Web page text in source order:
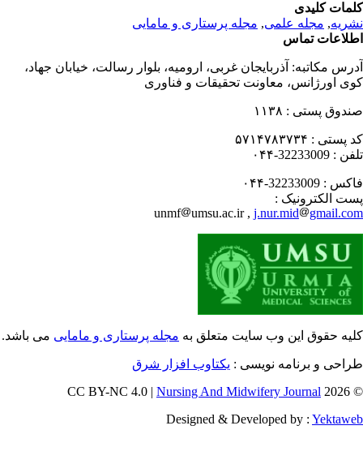
کلیدی
,مجله علمی, مجله پرستاری و مامایی
تماس
مکاتبه:آذربایجان غربی، ارومیه، بلوار رسالت، خیابان جهاد،
اورژانس، معاونت تحقیقات و فناوری
پستی : ۱۱۳۸
پستی : ۵۷۱۴۷۸۳۷۳۴
: 32233009-۰۴۴
: 32233009-۰۴۴
الکترونیک :
unmf
umsu.ac.ir ,j.nur.mid
حقوق این وب سایت متعلق بهمجله پرستاری و ماماییمی باشد.
و برنامه نویسی : یکتاوب افزار شرق
©
Nursing And Midwifery Journal
Designed & Developed by :